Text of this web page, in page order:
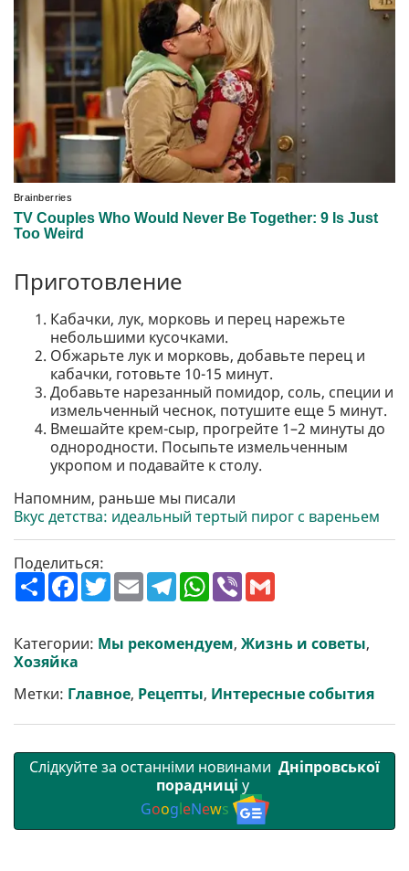
Приготовление
Кабачки, лук, морковь и перец нарежьте
небольшими кусочками.
Обжарьте лук и морковь, добавьте перец и
кабачки, готовьте 10-15 минут.
Добавьте нарезанный помидор, соль, специи и
измельченный чеснок, потушите еще 5 минут.
Вмешайте крем-сыр, прогрейте 1–2 минуты до
однородности. Посыпьте измельченным
укропом и подавайте к столу.
Напомним, раньше мы писали
Вкус детства: идеальный тертый пирог с вареньем
Поделиться:
П
о
р
и
т
F
a
b
o
T
w
t
e
E
m
l
T
e
g
r
W
h
s
A
V
r l
Категории: Мы рекомендуем, Жизнь и советы,
Хозяйка
Метки: Главное, Рецепты, Интересные события
Слідкуйте за останніми новинами Дніпровської
порадниці у
GoogleNews